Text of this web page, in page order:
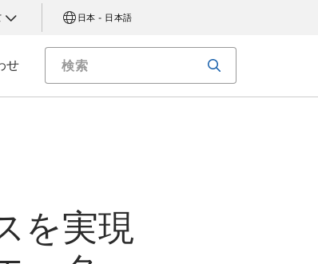
日本 - 日本語
せ
を実現